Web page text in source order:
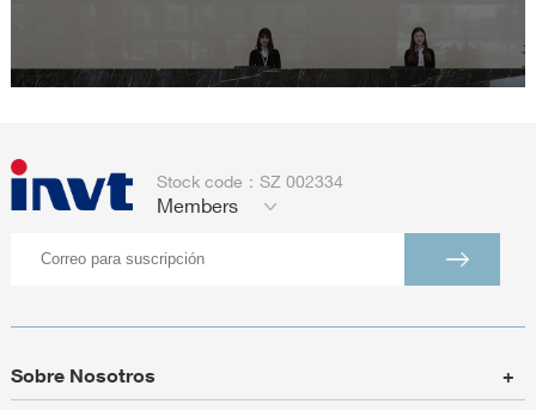
Stock code：SZ 002334
Members
Sobre Nosotros +